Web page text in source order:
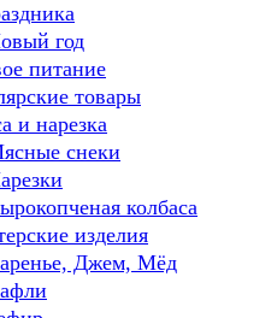
год
питание
товары
и нарезка
снеки
колбаса
изделия
Джем, Мёд